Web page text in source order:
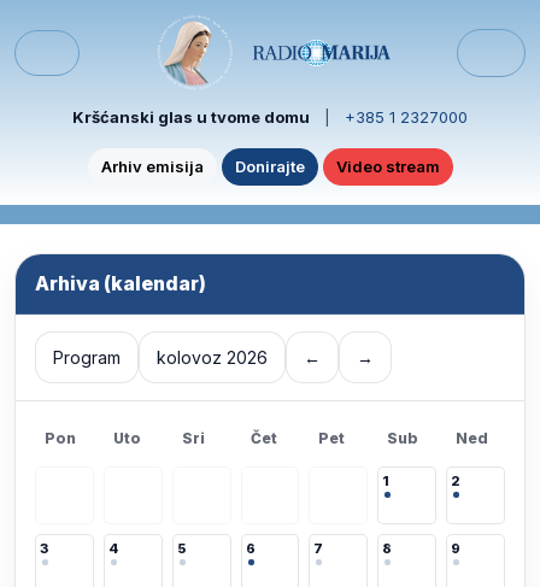
Menu
Kršćanski glas u tvome domu +385 1 2327000
Arhiv emisija Donirajte Video stream
Arhiva (kalendar)
Program kolovoz 2026 ← →
Pon Uto Sri Čet Pet Sub Ned
1 2
3 4 5 6 7 8 9